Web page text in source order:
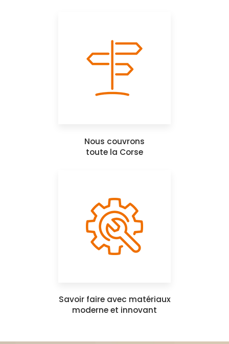
Nous couvrons
toute la Corse
Savoir faire avec matériaux
moderne et innovant